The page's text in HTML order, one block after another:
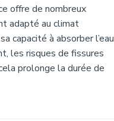
offre de nombreux
adapté au climat
capacité à absorber l’eau
les risques de fissures
prolonge la durée de